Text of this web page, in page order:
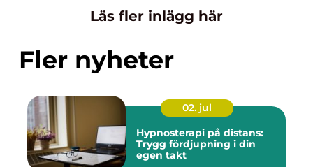
Läs fler inlägg här
Fler nyheter
02. jul
Hypnosterapi på distans:
Trygg fördjupning i din
egen takt